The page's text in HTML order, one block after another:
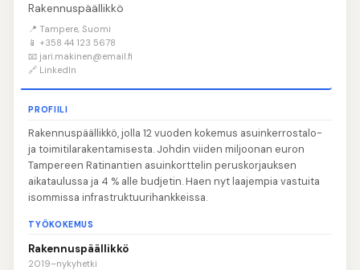
Rakennuspäällikkö
📍 Tampere, Suomi
📱 +358 44 123 5678
📧 jari.makinen@email.fi
🔗 LinkedIn
PROFIILI
Rakennuspäällikkö, jolla 12 vuoden kokemus asuinkerrostalo-
ja toimitilarakentamisesta. Johdin viiden miljoonan euron
Tampereen Ratinantien asuinkorttelin peruskorjauksen
aikataulussa ja 4 % alle budjetin. Haen nyt laajempia vastuita
isommissa infrastruktuurihankkeissa.
TYÖKOKEMUS
Rakennuspäällikkö
2019–nykyhetki